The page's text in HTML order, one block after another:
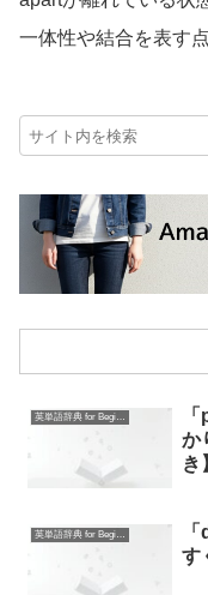
一体性や結合を表す
英単語辞典 for Beginners
か
き
英単語辞典 for Beginners
す